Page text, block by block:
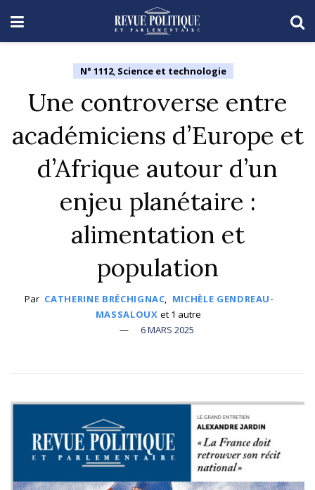
N° 1112, Science et technologie
Une controverse entre
académiciens d’Europe et
d’Afrique autour d’un
enjeu planétaire :
alimentation et
population
Par CATHERINE BRÉCHIGNAC, MICHÈLE GENDREAU-
MASSALOUX et 1 autre
6 MARS 2025